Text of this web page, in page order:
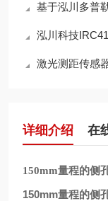
基于泓川多普勒
泓川科技IRC4100红
激光测距传感
详细介绍 在
150mm量程的侧
150mm量程的侧